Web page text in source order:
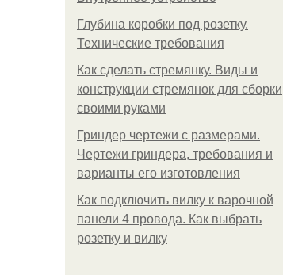
Глубина коробки под розетку.
Технические требования
Как сделать стремянку. Виды и
конструкции стремянок для сборки
своими руками
Гриндер чертежи с размерами.
Чертежи гриндера, требования и
варианты его изготовления
Как подключить вилку к варочной
панели 4 провода. Как выбрать
розетку и вилку